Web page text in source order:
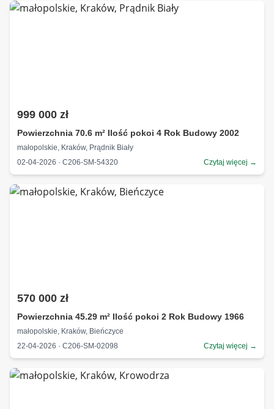
999 000 zł
Powierzchnia 70.6 m² Ilość pokoi 4 Rok Budowy 2002
małopolskie, Kraków, Prądnik Biały
02-04-2026 · C206-SM-54320
Czytaj więcej →
570 000 zł
Powierzchnia 45.29 m² Ilość pokoi 2 Rok Budowy 1966
małopolskie, Kraków, Bieńczyce
22-04-2026 · C206-SM-02098
Czytaj więcej →